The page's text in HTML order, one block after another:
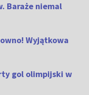
Baraże niemal
Wyjątkowa
gol olimpijski w